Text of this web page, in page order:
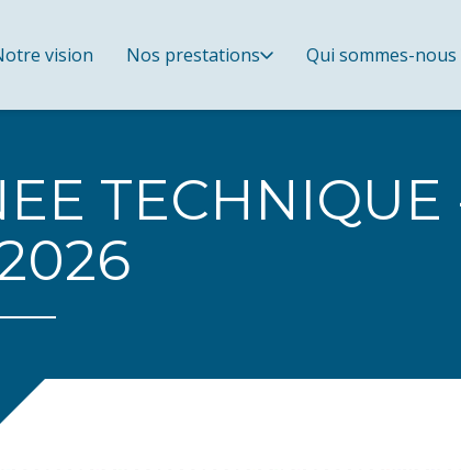
vision Nos prestations Qui sommes-nous
TECHNIQUE